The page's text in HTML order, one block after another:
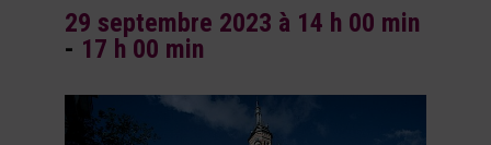
29 septembre 2023 à 14 h 00 min
- 17 h 00 min